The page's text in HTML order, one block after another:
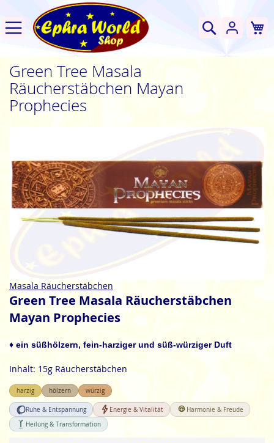
Suche
Green Tree Masala
Räucherstäbchen Mayan
Prophecies
Bildgalerie
springen
Zum
Anfang
Bildgalerie
Masala Räucherstäbchen
Green Tree Masala Räucherstäbchen
Mayan Prophecies
♦ ein süßhölzern, fein-harziger und süß-würziger Duft
Inhalt: 15g Räucherstäbchen
harzig hölzern würzig
Ruhe & Entspannung Energie & Vitalität
Harmonie & Freude
Heilung & Transformation